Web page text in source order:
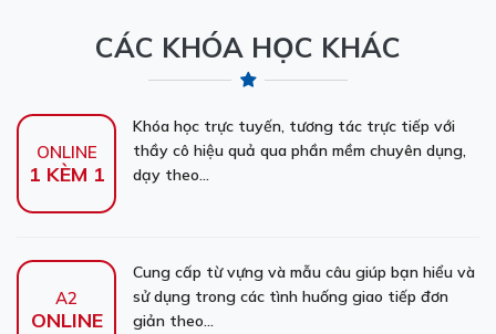
CÁC KHÓA HỌC KHÁC
ONLINE
1 KÈM 1
Khóa học trực tuyến, tương tác trực tiếp với
thầy cô hiệu quả qua phần mềm chuyên dụng,
dạy theo...
A2
ONLINE
Cung cấp từ vựng và mẫu câu giúp bạn hiểu và
sử dụng trong các tình huống giao tiếp đơn
giản theo...